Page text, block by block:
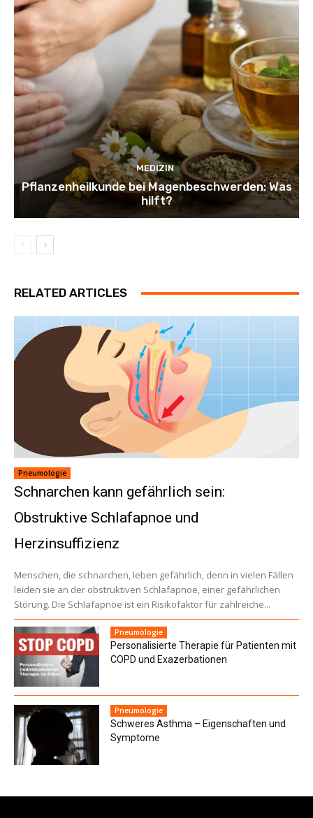
MEDIZIN
Pflanzenheilkunde bei Magenbeschwerden: Was
hilft?
RELATED ARTICLES
Pneumologie
Schnarchen kann gefährlich sein:
Obstruktive Schlafapnoe und
Herzinsuffizienz
Menschen, die schnarchen, leben gefährlich, denn in vielen Fällen
leiden sie an der obstruktiven Schlafapnoe, einer gefährlichen
Störung. Die Schlafapnoe ist ein Risikofaktor für zahlreiche...
Pneumologie
Personalisierte Therapie für Patienten mit
COPD und Exazerbationen
Pneumologie
Schweres Asthma – Eigenschaften und
Symptome